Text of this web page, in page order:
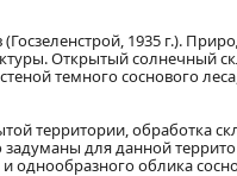
1935 г.).
Открытый солнечный
темного соснового
территории, обработка
для данной
однообразного облика